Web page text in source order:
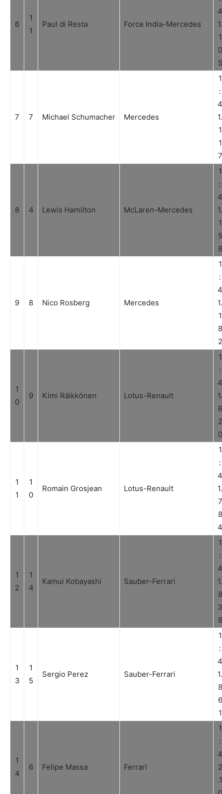
6
1
1
Paul di Resta Force India-Mercedes
4
1.
1
0
5
7 7 Michael Schumacher Mercedes
1
:
4
1.
1
1
7
8 4 Lewis Hamilton McLaren-Mercedes
1
:
4
1.
1
5
8
9 8 Nico Rosberg Mercedes
1
:
4
1.
1
8
2
1
0
9 Kimi Räikkönen Lotus-Renault
1
:
4
1.
6
2
0
1
1
1
0
Romain Grosjean Lotus-Renault
1
:
4
1.
7
8
4
1
2
1
4
Kamui Kobayashi Sauber-Ferrari
1
:
4
1.
8
3
8
1
3
1
5
Sergio Perez Sauber-Ferrari
1
:
4
1.
8
6
1
1
4
6 Felipe Massa Ferrari
1
:
4
2
.1